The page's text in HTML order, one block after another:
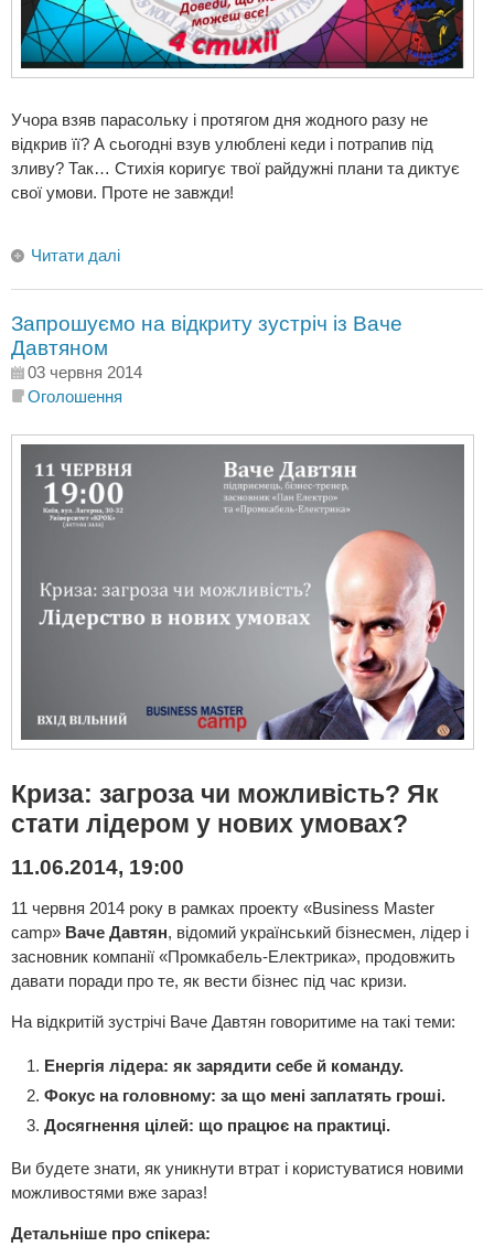
Учора взяв парасольку і протягом дня жодного разу не
відкрив її? А сьогодні взув улюблені кеди і потрапив під
зливу? Так… Стихія коригує твої райдужні плани та диктує
свої умови. Проте не завжди!
Читати далі
Запрошуємо на відкриту зустріч із Ваче
Давтяном
03 червня 2014
Оголошення
Криза: загроза чи можливість? Як
стати лідером у нових умовах?
11.06.2014, 19:00
11 червня 2014 року в рамках проекту «Business Master
camp» Ваче Давтян, відомий український бізнесмен, лідер і
засновник компанії «Промкабель-Електрика», продовжить
давати поради про те, як вести бізнес під час кризи.
На відкритій зустрічі Ваче Давтян говоритиме на такі теми:
Енергія лідера: як зарядити себе й команду.
Фокус на головному: за що мені заплатять гроші.
Досягнення цілей: що працює на практиці.
Ви будете знати, як уникнути втрат і користуватися новими
можливостями вже зараз!
Детальніше про спікера: